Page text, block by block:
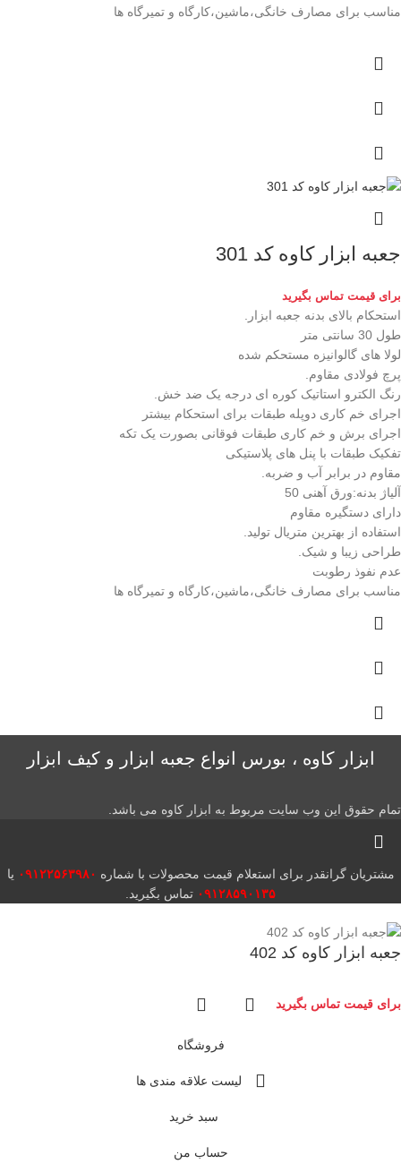
مناسب برای مصارف خانگی،ماشین،کارگاه و تمیرگاه ها
جعبه ابزار کاوه کد 301
برای قیمت تماس بگیرید
استحکام بالای بدنه جعبه ابزار.
طول 30 سانتی متر
لولا های گالوانیزه مستحکم شده
پرچ فولادی مقاوم.
رنگ الکترو استاتیک کوره ای درجه یک ضد خش.
اجرای خم کاری دوپله طبقات برای استحکام بیشتر
اجرای برش و خم کاری طبقات فوقانی بصورت یک تکه
تفکیک طبقات با پنل های پلاستیکی
مقاوم در برابر آب و ضربه.
آلیاژ بدنه:ورق آهنی 50
دارای دستگیره مقاوم
استفاده از بهترین متریال تولید.
طراحی زیبا و شیک.
عدم نفوذ رطوبت
مناسب برای مصارف خانگی،ماشین،کارگاه و تمیرگاه ها
ابزار کاوه ، بورس انواع جعبه ابزار و کیف ابزار
تمام حقوق این وب سایت مربوط به ابزار کاوه می باشد.
مشتریان گرانقدر برای استعلام قیمت محصولات با شماره ۰۹۱۲۲۵۶۳۹۸۰ یا
۰۹۱۲۸۵۹۰۱۳۵ تماس بگیرید.
جعبه ابزار کاوه کد 402
برای قیمت تماس بگیرید
فروشگاه
لیست علاقه مندی ها
سبد خرید
حساب من